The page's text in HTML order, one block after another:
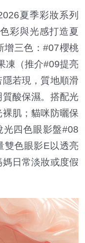
夏季彩妝系列
彩與光感打造夏
增三色：#07櫻桃
凍（推介#09提亮
若現，質地順滑
酸保濕。搭配光
肌；貓咪防曬保
光四色眼影盤#08
雙色眼影E以透亮
日常淡妝或度假